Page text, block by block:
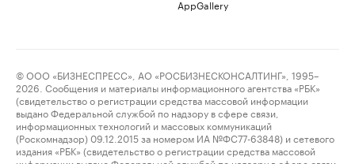
AppGallery
© ООО «БИЗНЕСПРЕСС», АО «РОСБИЗНЕСКОНСАЛТИНГ», 1995–
2026. Сообщения и материалы информационного агентства «РБК»
(свидетельство о регистрации средства массовой информации
выдано Федеральной службой по надзору в сфере связи,
информационных технологий и массовых коммуникаций
(Роскомнадзор) 09.12.2015 за номером ИА №ФС77-63848) и сетевого
издания «РБК» (свидетельство о регистрации средства массовой